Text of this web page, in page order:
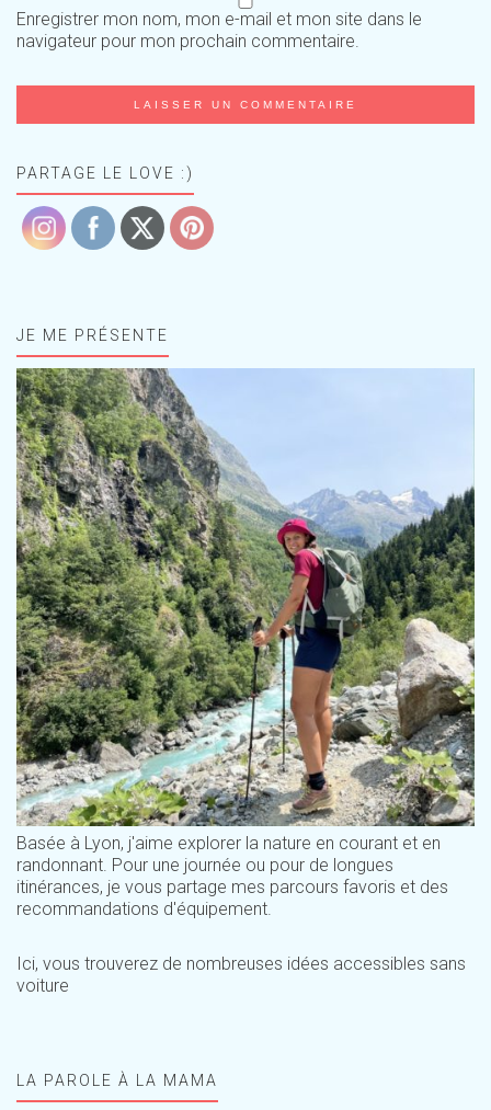
Enregistrer mon nom, mon e-mail et mon site dans le
navigateur pour mon prochain commentaire.
PARTAGE LE LOVE :)
JE ME PRÉSENTE
Basée à Lyon, j'aime explorer la nature en courant et en
randonnant. Pour une journée ou pour de longues
itinérances, je vous partage mes parcours favoris et des
recommandations d'équipement.
Ici, vous trouverez de nombreuses idées accessibles sans
voiture
LA PAROLE À LA MAMA